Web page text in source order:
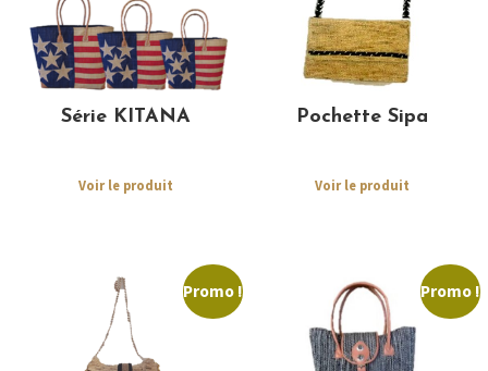
Série KITANA
Voir le produit
Pochette Sipa
Voir le produit
Promo ! Promo !